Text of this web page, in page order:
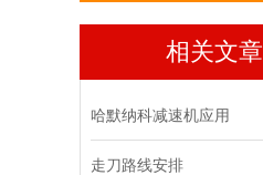
相关文章
哈默纳科减速机应用
走刀路线安排